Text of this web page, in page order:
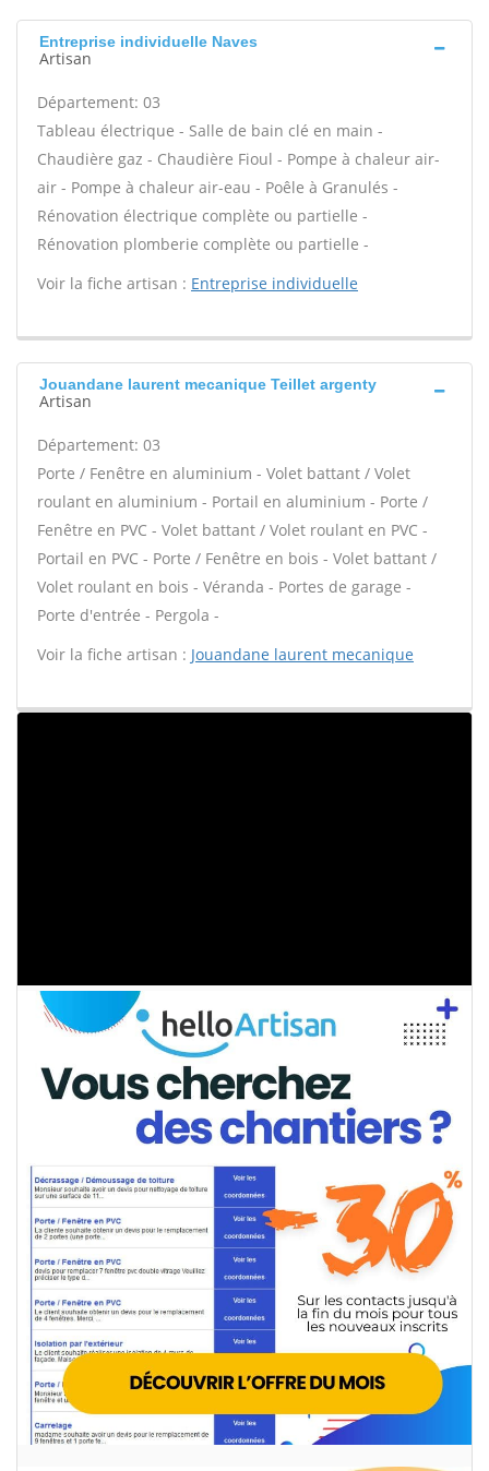
Entreprise individuelle Naves
Artisan
Département: 03
Tableau électrique - Salle de bain clé en main -
Chaudière gaz - Chaudière Fioul - Pompe à chaleur air-
air - Pompe à chaleur air-eau - Poêle à Granulés -
Rénovation électrique complète ou partielle -
Rénovation plomberie complète ou partielle -
Voir la fiche artisan : Entreprise individuelle
Jouandane laurent mecanique Teillet argenty
Artisan
Département: 03
Porte / Fenêtre en aluminium - Volet battant / Volet
roulant en aluminium - Portail en aluminium - Porte /
Fenêtre en PVC - Volet battant / Volet roulant en PVC -
Portail en PVC - Porte / Fenêtre en bois - Volet battant /
Volet roulant en bois - Véranda - Portes de garage -
Porte d'entrée - Pergola -
Voir la fiche artisan : Jouandane laurent mecanique